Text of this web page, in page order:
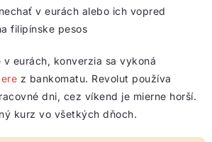
v eurách alebo ich vopred
filipínske pesos
eurách, konverzia sa vykoná
z bankomatu. Revolut používa
dni, cez víkend je mierne horší.
kurz vo všetkých dňoch.